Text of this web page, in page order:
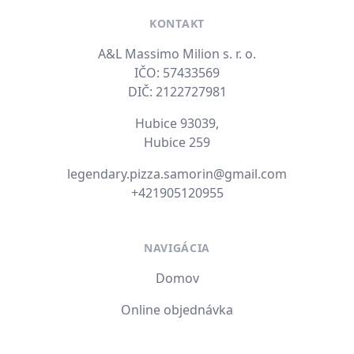
KONTAKT
A&L Massimo Milion s. r. o.
IČO: 57433569
DIČ: 2122727981
Hubice 93039,
Hubice 259
legendary.pizza.samorin@gmail.com
+421905120955
NAVIGÁCIA
Domov
Online objednávka